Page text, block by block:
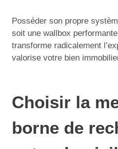
Posséder son propre
soit une wallbox
transforme radicalement
valorise votre bien
Choisir la
borne de